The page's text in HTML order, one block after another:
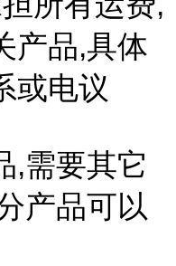
产品,具体
或电议
,需要其它
产品可以